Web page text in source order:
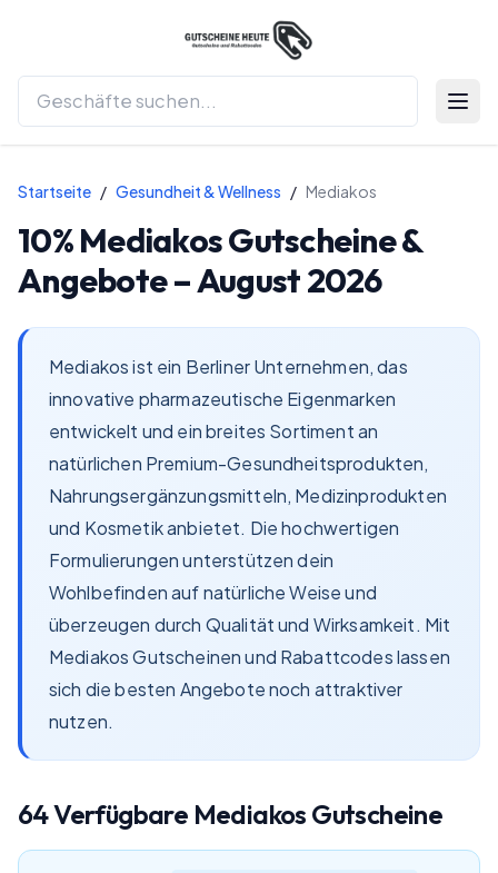
Startseite / Gesundheit & Wellness / Mediakos
10%MediakosGutscheine &
Angebote –August 2026
Mediakos ist ein Berliner Unternehmen, das
innovative pharmazeutische Eigenmarken
entwickelt und ein breites Sortiment an
natürlichen Premium-Gesundheitsprodukten,
Nahrungsergänzungsmitteln, Medizinprodukten
und Kosmetik anbietet. Die hochwertigen
Formulierungen unterstützen dein
Wohlbefinden auf natürliche Weise und
überzeugen durch Qualität und Wirksamkeit. Mit
Mediakos Gutscheinen und Rabattcodes lassen
sich die besten Angebote noch attraktiver
nutzen.
64Verfügbare Mediakos Gutscheine